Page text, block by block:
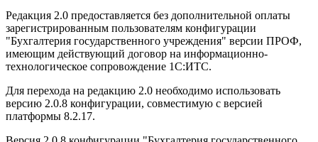
Редакция 2.0 предоставляется без дополнительной оплаты
зарегистрированным пользователям конфигурации
"Бухгалтерия государственного учреждения" версии ПРОФ,
имеющим действующий договор на информационно-
технологическое сопровождение 1С:ИТС.
Для перехода на редакцию 2.0 необходимо использовать
версию 2.0.8 конфигурации, совместимую с версией
платформы 8.2.17.